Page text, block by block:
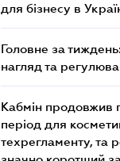
для бізнесу в
Головне за
нагляд та
Кабмін продовжив
період для
техрегламенту, та